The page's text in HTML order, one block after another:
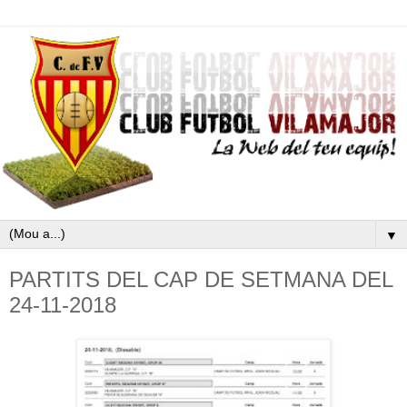
▼
PARTITS DEL CAP DE SETMANA DEL
24-11-2018